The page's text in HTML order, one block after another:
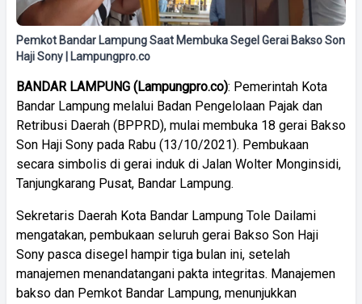
Pemkot Bandar Lampung Saat Membuka Segel Gerai Bakso Son
Haji Sony | Lampungpro.co
BANDAR LAMPUNG (Lampungpro.co): Pemerintah Kota
Bandar Lampung melalui Badan Pengelolaan Pajak dan
Retribusi Daerah (BPPRD), mulai membuka 18 gerai Bakso
Son Haji Sony pada Rabu (13/10/2021). Pembukaan
secara simbolis di gerai induk di Jalan Wolter Monginsidi,
Tanjungkarang Pusat, Bandar Lampung.
Sekretaris Daerah Kota Bandar Lampung Tole Dailami
mengatakan, pembukaan seluruh gerai Bakso Son Haji
Sony pasca disegel hampir tiga bulan ini, setelah
manajemen menandatangani pakta integritas. Manajemen
bakso dan Pemkot Bandar Lampung, menunjukkan